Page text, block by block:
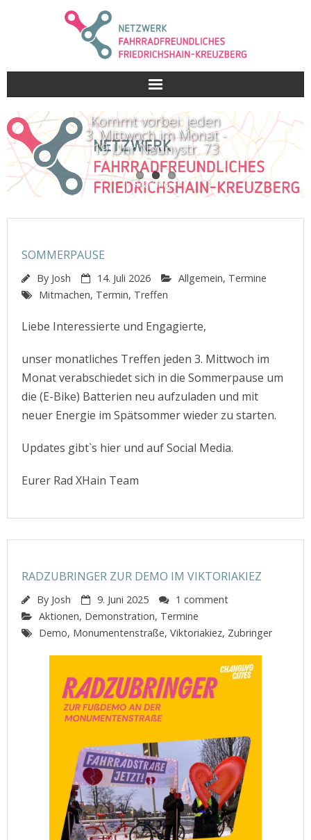
Kommt vorbei: jeden
3. Mittwoch im Monat -
19 Uhr Naunystr. 73
Read More
SOMMERPAUSE
By Josh 14. Juli 2026 Allgemein, Termine
Mitmachen, Termin, Treffen
Liebe Interessierte und Engagierte,
unser monatliches Treffen jeden 3. Mittwoch im
Monat verabschiedet sich in die Sommerpause um
die (E-Bike) Batterien neu aufzuladen und mit
neuer Energie im Spätsommer wieder zu starten.
Updates gibt`s hier und auf Social Media.
Eurer Rad XHain Team
RADZUBRINGER ZUR DEMO IM VIKTORIAKIEZ
By Josh 9. Juni 2025
1 comment
Aktionen, Demonstration, Termine
Demo, Monumentenstraße, Viktoriakiez, Zubringer